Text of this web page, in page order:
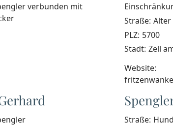
verbunden mit
Straße: Alter
PLZ: 5700
Stadt: Zell
Website:
Straße: